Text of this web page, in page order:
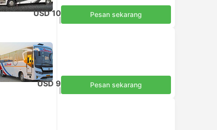
USD 10 Pesan sekarang
USD 9 Pesan sekarang